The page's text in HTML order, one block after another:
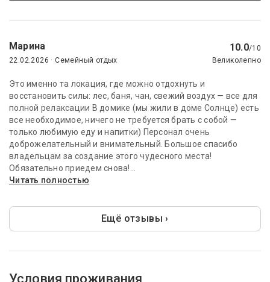
Марина 10.0/10
22.02.2026 · Семейный отдых
Великолепно
Это именно та локация, где можно отдохнуть и
восстановить силы: лес, баня, чан, свежий воздух — все для
полной релаксации В домике (мы жили в доме Солнце) есть
все необходимое, ничего не требуется брать с собой —
только любимую еду и напитки) Персонал очень
доброжелательный и внимательный. Большое спасибо
владельцам за создание этого чудесного места!
Обязательно приедем снова!...
Читать полностью
Ещё отзывы ›
Условия проживания